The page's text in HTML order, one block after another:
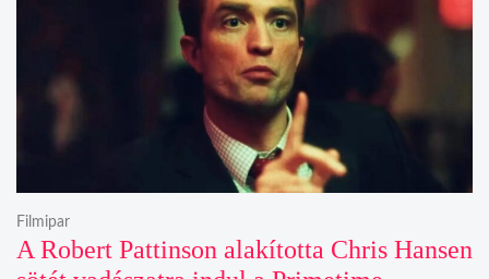
A Robert Pattinson alakította Chris Hansen
Filmipar